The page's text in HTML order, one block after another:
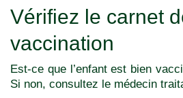
Vérifiez le carnet
vaccination
Est-ce que l’enfant est bien
Si non, consultez le médecin